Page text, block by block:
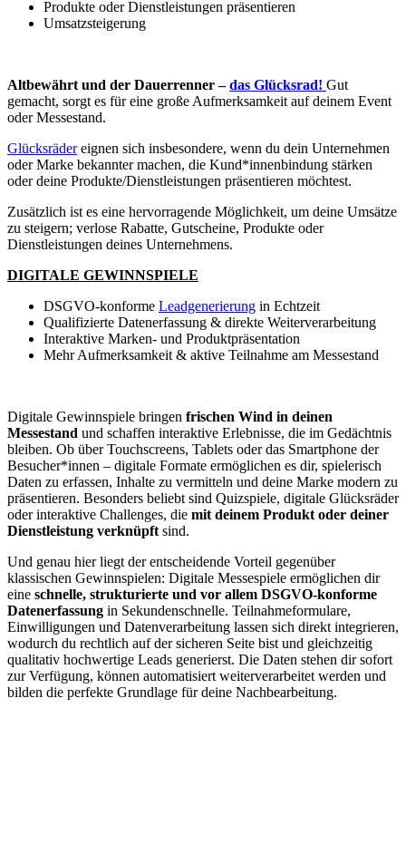
Produkte oder Dienstleistungen präsentieren
Umsatzsteigerung
Altbewährt und der Dauerrenner –das Glücksrad! Gut
gemacht, sorgt es für eine große Aufmerksamkeit auf deinem Event
oder Messestand.
Glücksrädereignen sich insbesondere, wenn du dein Unternehmen
oder Marke bekannter machen, die Kund*innenbindung stärken
oder deine Produkte/Dienstleistungen präsentieren möchtest.
Zusätzlich ist es eine hervorragende Möglichkeit, um deine Umsätze
zu steigern; verlose Rabatte, Gutscheine, Produkte oder
Dienstleistungen deines Unternehmens.
DIGITALE GEWINNSPIELE
DSGVO-konforme Leadgenerierung in Echtzeit
Qualifizierte Datenerfassung & direkte Weiterverarbeitung
Interaktive Marken- und Produktpräsentation
Mehr Aufmerksamkeit & aktive Teilnahme am Messestand
Digitale Gewinnspiele bringen frischen Wind in deinen
Messestand und schaffen interaktive Erlebnisse, die im Gedächtnis
bleiben. Ob über Touchscreens, Tablets oder das Smartphone der
Besucher*innen – digitale Formate ermöglichen es dir, spielerisch
Daten zu erfassen, Inhalte zu vermitteln und deine Marke modern zu
präsentieren. Besonders beliebt sind Quizspiele, digitale Glücksräder
oder interaktive Challenges, die mit deinem Produkt oder deiner
Dienstleistung verknüpft sind.
Und genau hier liegt der entscheidende Vorteil gegenüber
klassischen Gewinnspielen: Digitale Messespiele ermöglichen dir
eine schnelle, strukturierte und vor allem DSGVO-konforme
Datenerfassung in Sekundenschnelle. Teilnahmeformulare,
Einwilligungen und Datenverarbeitung lassen sich direkt integrieren,
wodurch du rechtlich auf der sicheren Seite bist und gleichzeitig
qualitativ hochwertige Leads generierst. Die Daten stehen dir sofort
zur Verfügung, können automatisiert weiterverarbeitet werden und
bilden die perfekte Grundlage für deine Nachbearbeitung.